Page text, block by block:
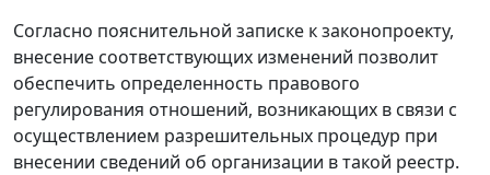
Согласно пояснительной записке к законопроекту,
внесение соответствующих изменений позволит
обеспечить определенность правового
регулирования отношений, возникающих в связи с
осуществлением разрешительных процедур при
внесении сведений об организации в такой реестр.